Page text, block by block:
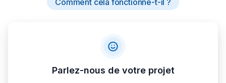
Comment cela fonctionne-t-il ?
Parlez-nous de votre projet